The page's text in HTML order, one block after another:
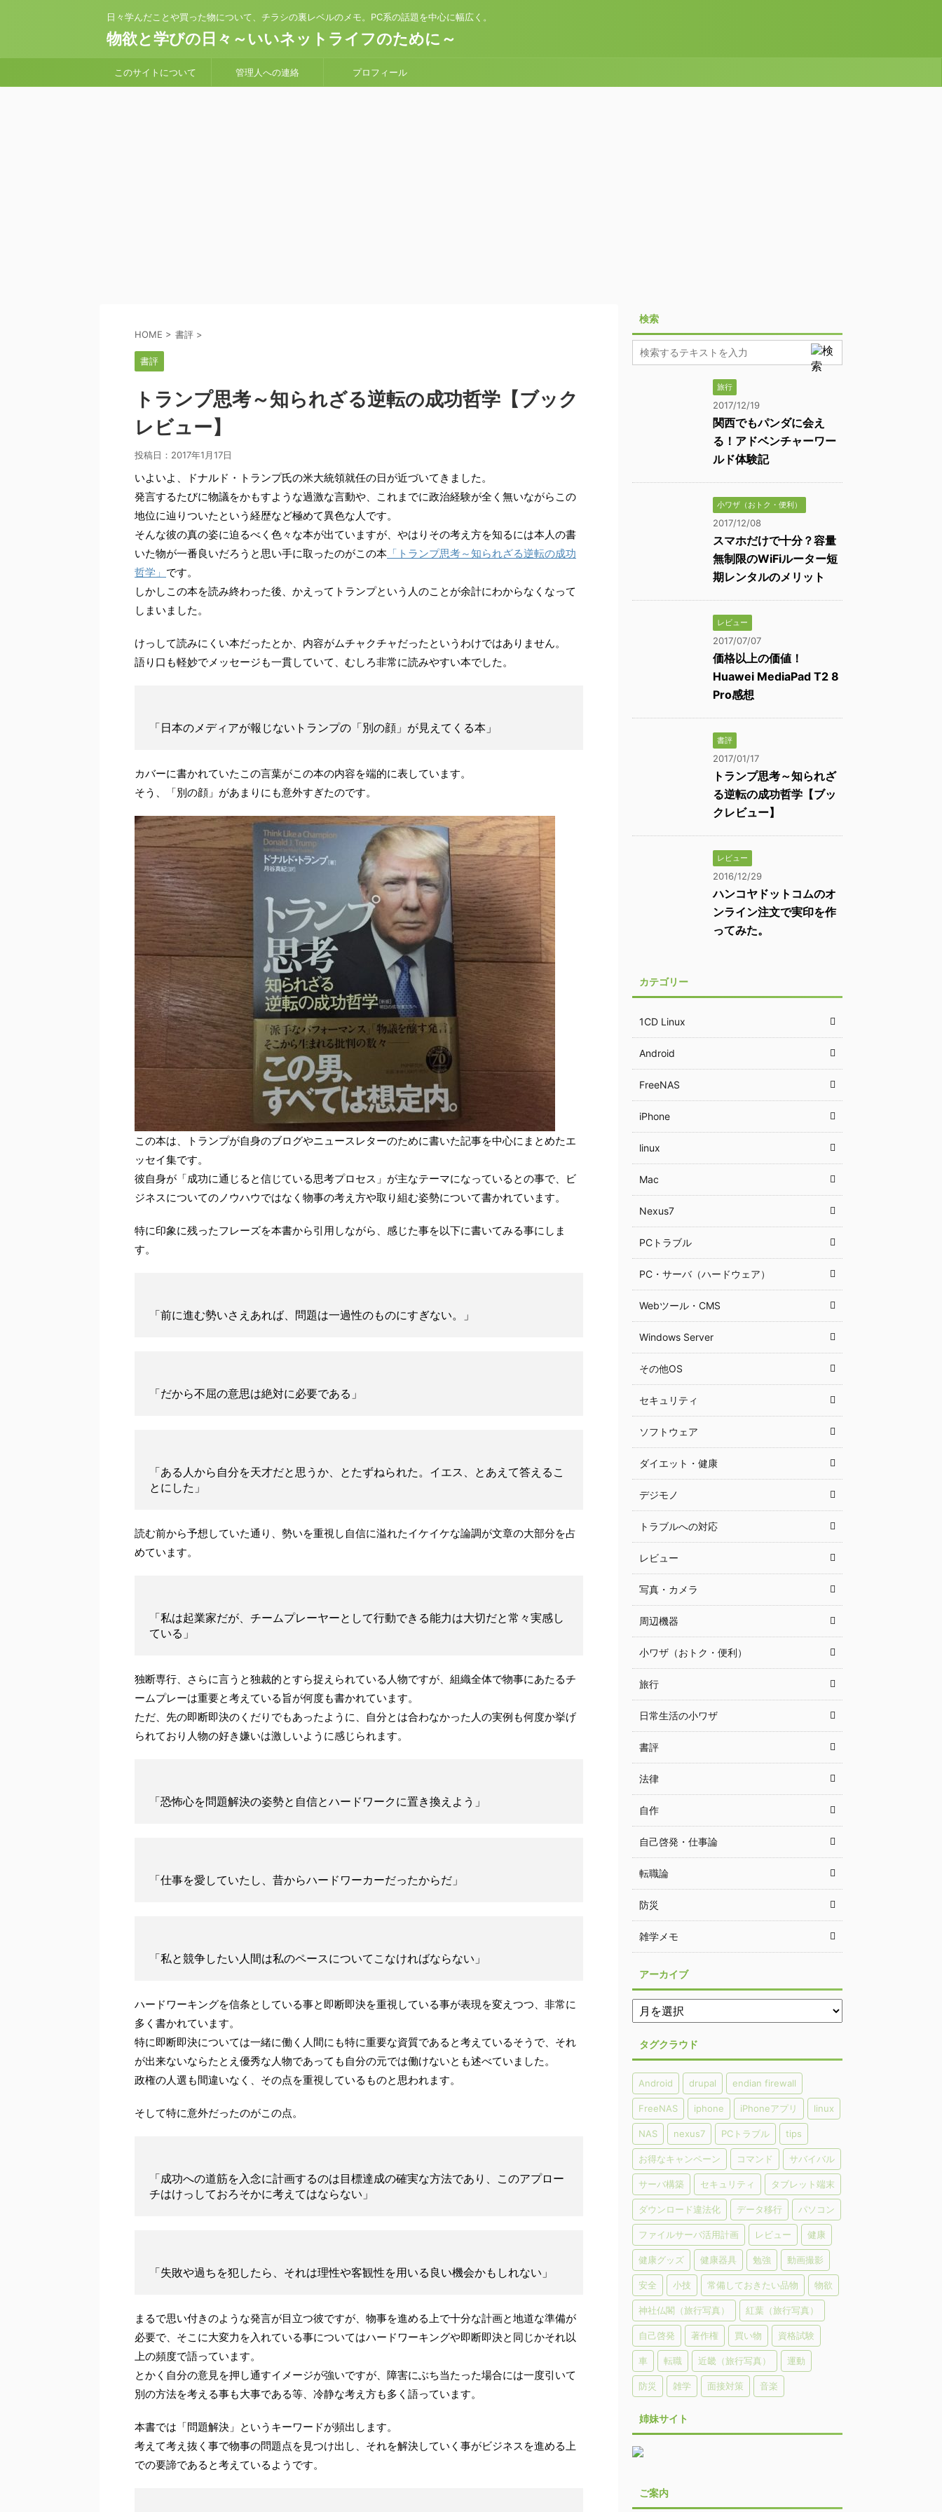
日々学んだことや買った物について、チラシの裏レベルのメモ。PC系の話題を中心に幅広く。
物欲と学びの日々～いいネットライフのために～
このサイトについて 管理人への連絡 プロフィール
HOME > 書評 >
書評
トランプ思考～知られざる逆転の成功哲学【ブック
レビュー】
投稿日： 2017年1月17日
いよいよ、ドナルド・トランプ氏の米大統領就任の日が近づいてきました。
発言するたびに物議をかもすような過激な言動や、これまでに政治経験が全く無いながらこの
地位に辿りついたという経歴など極めて異色な人です。
そんな彼の真の姿に迫るべく色々な本が出ていますが、やはりその考え方を知るには本人の書
いた物が一番良いだろうと思い手に取ったのがこの本 「トランプ思考～知られざる逆転の成功
哲学」 です。
しかしこの本を読み終わった後、かえってトランプという人のことが余計にわからなくなって
しまいました。
けっして読みにくい本だったとか、内容がムチャクチャだったというわけではありません。
語り口も軽妙でメッセージも一貫していて、むしろ非常に読みやすい本でした。
「日本のメディアが報じないトランプの「別の顔」が見えてくる本」
カバーに書かれていたこの言葉がこの本の内容を端的に表しています。
そう、「別の顔」があまりにも意外すぎたのです。
この本は、トランプが自身のブログやニュースレターのために書いた記事を中心にまとめたエ
ッセイ集です。
彼自身が「成功に通じると信じている思考プロセス」が主なテーマになっているとの事で、ビ
ジネスについてのノウハウではなく物事の考え方や取り組む姿勢について書かれています。
特に印象に残ったフレーズを本書から引用しながら、感じた事を以下に書いてみる事にしま
す。
「前に進む勢いさえあれば、問題は一過性のものにすぎない。」
「だから不屈の意思は絶対に必要である」
「ある人から自分を天才だと思うか、とたずねられた。イエス、とあえて答えるこ
とにした」
読む前から予想していた通り、勢いを重視し自信に溢れたイケイケな論調が文章の大部分を占
めています。
「私は起業家だが、チームプレーヤーとして行動できる能力は大切だと常々実感し
ている」
独断専行、さらに言うと独裁的とすら捉えられている人物ですが、組織全体で物事にあたるチ
ームプレーは重要と考えている旨が何度も書かれています。
ただ、先の即断即決のくだりでもあったように、自分とは合わなかった人の実例も何度か挙げ
られており人物の好き嫌いは激しいように感じられます。
「恐怖心を問題解決の姿勢と自信とハードワークに置き換えよう」
「仕事を愛していたし、昔からハードワーカーだったからだ」
「私と競争したい人間は私のペースについてこなければならない」
ハードワーキングを信条としている事と即断即決を重視している事が表現を変えつつ、非常に
多く書かれています。
特に即断即決については一緒に働く人間にも特に重要な資質であると考えているそうで、それ
が出来ないならたとえ優秀な人物であっても自分の元では働けないとも述べていました。
政権の人選も間違いなく、その点を重視しているものと思われます。
そして特に意外だったのがこの点。
「成功への道筋を入念に計画するのは目標達成の確実な方法であり、このアプロー
チはけっしておろそかに考えてはならない」
「失敗や過ちを犯したら、それは理性や客観性を用いる良い機会かもしれない」
まるで思い付きのような発言が目立つ彼ですが、物事を進める上で十分な計画と地道な準備が
必要で、そこに大変力を入れている事についてはハードワーキングや即断即決と同じかそれ以
上の頻度で語っています。
とかく自分の意見を押し通すイメージが強いですが、障害にぶち当たった場合には一度引いて
別の方法を考える事も大事である等、冷静な考え方も多く語っています。
本書では「問題解決」というキーワードが頻出します。
考えて考え抜く事で物事の問題点を見つけ出し、それを解決していく事がビジネスを進める上
での要諦であると考えているようです。
検索
旅行
2017/12/19
関西でもパンダに会え
る！アドベンチャーワー
ルド体験記
小ワザ（おトク・便利）
2017/12/08
スマホだけで十分？容量
無制限のWiFiルーター短
期レンタルのメリット
レビュー
2017/07/07
価格以上の価値！
Huawei MediaPad T2 8
Pro感想
書評
2017/01/17
トランプ思考～知られざ
る逆転の成功哲学【ブッ
クレビュー】
レビュー
2016/12/29
ハンコヤドットコムのオ
ンライン注文で実印を作
ってみた。
カテゴリー
1CD Linux
Android
FreeNAS
iPhone
linux
Mac
Nexus7
PCトラブル
PC・サーバ（ハードウェア）
Webツール・CMS
Windows Server
その他OS
セキュリティ
ソフトウェア
ダイエット・健康
デジモノ
トラブルへの対応
レビュー
写真・カメラ
周辺機器
小ワザ（おトク・便利）
旅行
日常生活の小ワザ
書評
法律
自作
自己啓発・仕事論
転職論
防災
雑学メモ
アーカイブ
タグクラウド
Android drupal endian firewall
FreeNAS iphone iPhoneアプリ linux
NAS nexus7 PCトラブル tips
お得なキャンペーン コマンド サバイバル
サーバ構築 セキュリティ タブレット端末
ダウンロード違法化 データ移行 パソコン
ファイルサーバ活用計画 レビュー 健康
健康グッズ 健康器具 勉強 動画撮影
安全 小技 常備しておきたい品物 物欲
神社仏閣（旅行写真） 紅葉（旅行写真）
自己啓発 著作権 買い物 資格試験
車 転職 近畿（旅行写真） 運動
防災 雑学 面接対策 音楽
姉妹サイト
ご案内